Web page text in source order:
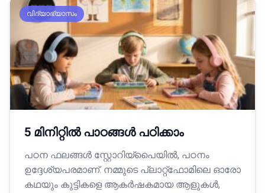
വിദ്യാഭ്യാസം
5 മിനിറ്റിൽ പാഠങ്ങൾ പഠിക്കാം
പഠന ഫലങ്ങൾ സ്റ്റോറിയ്പൈയിൽ, പഠനം
ഉദ്ദേശ്യപരമാണ്. നമ്മുടെ പ്ലാറ്റ്‌ഫോമിലെ ഓരോ
കഥയും കുട്ടികളെ ആകർഷകമായ ആളുകൾ,